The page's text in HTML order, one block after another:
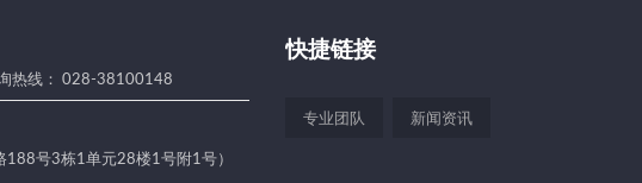
热线： 028-38100148
188号3栋1单元28楼1号附1号）
快捷链接
专业团队 新闻资讯